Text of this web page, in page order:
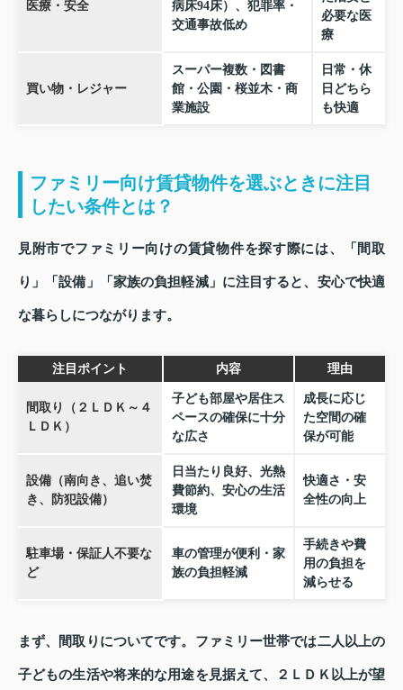
医療・安全
病床94床）、犯罪率・
交通事故低め
必要な医
療
買い物・レジャー
スーパー複数・図書
館・公園・桜並木・商
業施設
日常・休
日どちら
も快適
ファミリー向け賃貸物件を選ぶときに注目
したい条件とは？
見附市でファミリー向けの賃貸物件を探す際には、「間取
り」「設備」「家族の負担軽減」に注目すると、安心で快適
な暮らしにつながります。
注目ポイント 内容 理由
間取り（２ＬＤＫ～４
ＬＤＫ）
子ども部屋や居住ス
ペースの確保に十分
な広さ
成長に応じ
た空間の確
保が可能
設備（南向き、追い焚
き、防犯設備）
日当たり良好、光熱
費節約、安心の生活
環境
快適さ・安
全性の向上
駐車場・保証人不要な
ど
車の管理が便利・家
族の負担軽減
手続きや費
用の負担を
減らせる
まず、間取りについてです。ファミリー世帯では二人以上の
子どもの生活や将来的な用途を見据えて、２ＬＤＫ以上が望